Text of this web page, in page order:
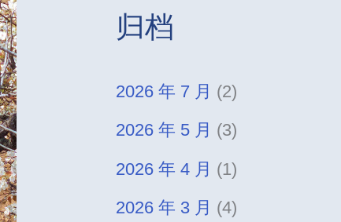
归档
2026 年 7 月 (2)
2026 年 5 月 (3)
2026 年 4 月 (1)
2026 年 3 月 (4)